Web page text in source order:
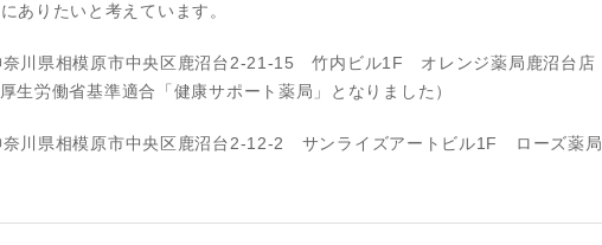
ありたいと考えています。
川県相模原市中央区鹿沼台2‐21‐15 竹内ビル1F オレンジ薬局鹿沼台店
生労働省基準適合「健康サポート薬局」となりました）
川県相模原市中央区鹿沼台2‐12‐2 サンライズアートビル1F ローズ薬局